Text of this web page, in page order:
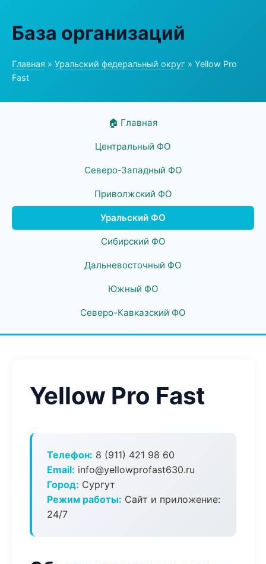
База организаций
Главная » Уральский федеральный округ » Yellow Pro
Fast
🏠 Главная
Центральный ФО
Северо-Западный ФО
Приволжский ФО
Уральский ФО
Сибирский ФО
Дальневосточный ФО
Южный ФО
Северо-Кавказский ФО
Yellow Pro Fast
Телефон: 8 (911) 421 98 60
Email: info@yellowprofast630.ru
Город: Сургут
Режим работы: Сайт и приложение:
24/7